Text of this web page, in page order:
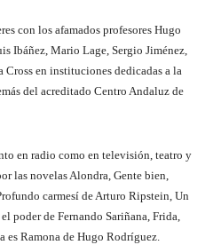
con los afamados profesores Hugo
Ibáñez, Mario Lage, Sergio Jiménez,
Cross en instituciones dedicadas a la
del acreditado Centro Andaluz de
en radio como en televisión, teatro y
las novelas Alondra, Gente bien,
carmesí de Arturo Ripstein, Un
poder de Fernando Sariñana, Frida,
Ramona de Hugo Rodríguez.